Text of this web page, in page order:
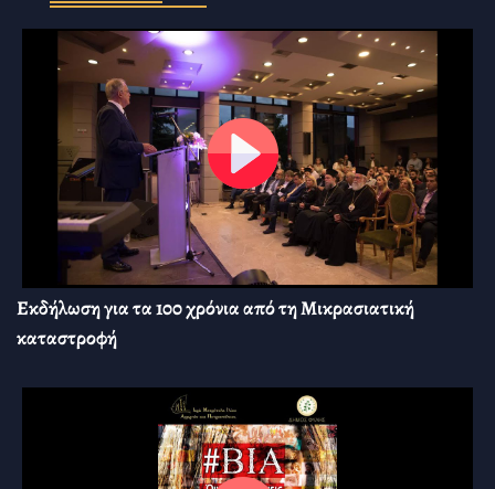
Εκδήλωση για τα 100 χρόνια από τη Μικρασιατική
καταστροφή